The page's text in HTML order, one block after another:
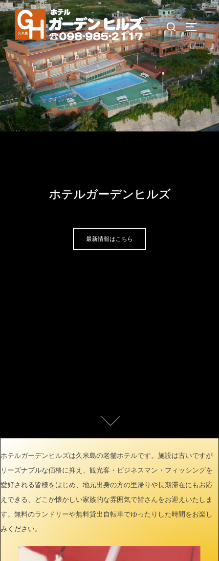
コ
ン
テ
ン
ツ
ス
キ
ッ
プ
検
索
対
象:
サイドバ
ホテルガーデンヒルズ
最新情報はこちら
ク
ロ
ー
ホテルガーデンヒルズは久米島の老舗ホテルです。施設は古いですが
リーズナブルな価格に抑え、観光客・ビジネスマン・フィッシングを
愛好される皆様をはじめ、地元出身の方の里帰りや長期滞在にもお応
えできる、どこか懐かしい家族的な雰囲気で皆さんをお迎えいたしま
す。無料のランドリーや無料貸出自転車でゆったりした時間をお楽し
みください。